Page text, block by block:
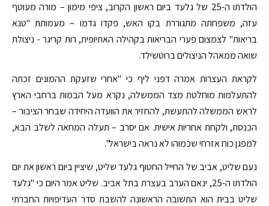
הולדתו ה-25 של גלעד ביום ראשון הקרוב, ציפי מימון – מורה מעוטף
עזה, משפחתה מתגוררת בקו האש, פקדו גדמו – מעמותת "טנא
בריאות" לצמצום פערי הבריאות בקהילה האתיופית, רות קריגר - ניצולת
שואה ממאהל הניצולים ברוטשילד.
לקראת העצרות אמרה דפני ליף כי "אחרי שזעקת ההמונים זכתה
להתעלמות מוחלטת מצד הממשלה, נקרא מעל הבמות ברחבי הארץ
לראש הממשלה להתעשת, להחזיר את הוועדה היחידה שבחר הציבור –
הכנסת, ולקחת אחריות אישית. אם יסרב – תעלה המחאה לשלב הבא,
למפגן כוח אזרחי שכמוהו לא נראה בישראל".
נעם שליט, אביב של החייל החטוף גלעד שליט, שיציין ביום ראשון את יום
הולדתו ה-25, ינאם הערב בעצרת בתל אביב. שליט אמר היום כי "גלעד
שליט בבית הוא התשובה הראשונה להשבת סדר העדיפויות החברתי